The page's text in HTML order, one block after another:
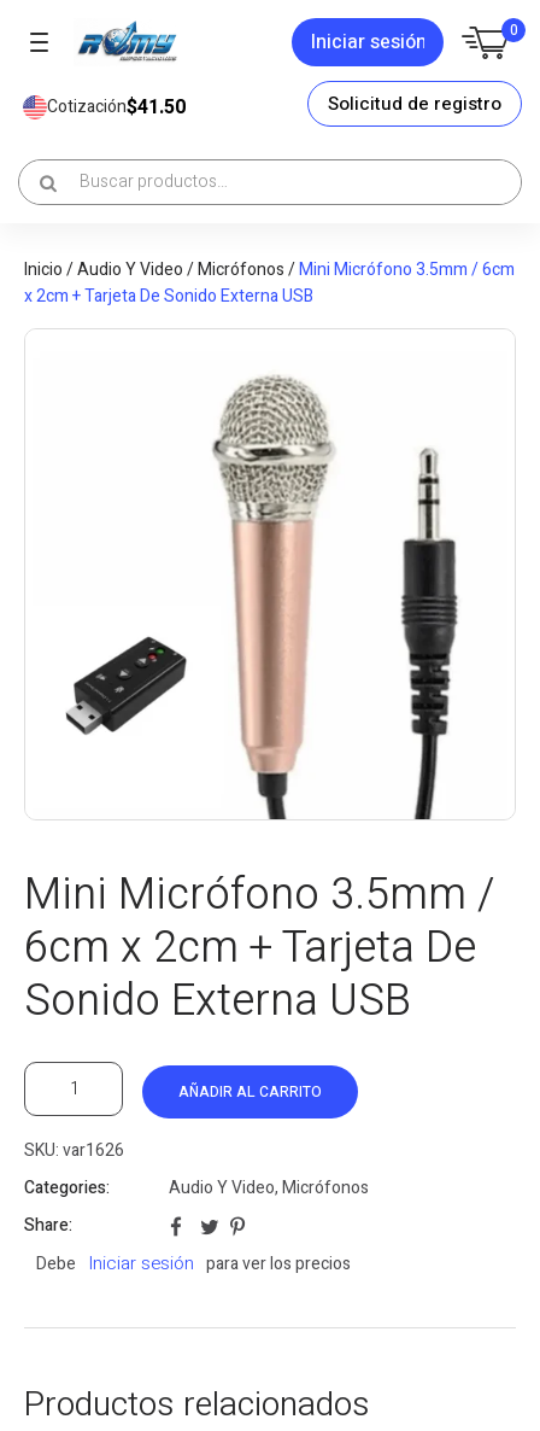
Iniciar sesión 0
Cotización$41.50 Solicitud de registro
Inicio/Audio Y Video/Micrófonos/Mini Micrófono 3.5mm / 6cm
x 2cm + Tarjeta De Sonido Externa USB
Mini Micrófono 3.5mm /
6cm x 2cm + Tarjeta De
Sonido Externa USB
AÑADIR AL CARRITO
SKU:var1626
Categories:
Audio Y Video,Micrófonos
Share:
Debe
Iniciar sesión para ver los precios
Productos relacionados